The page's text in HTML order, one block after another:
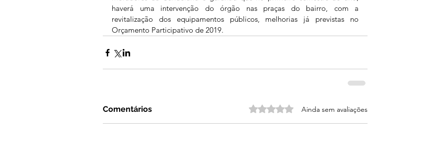
haverá uma intervenção do órgão nas praças do bairro, com a
revitalização dos equipamentos públicos, melhorias já previstas no
Orçamento Participativo de 2019.
Comentários Avaliado com 0 de 5 estrelas.
Ainda sem avaliações